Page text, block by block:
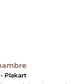
Plakart